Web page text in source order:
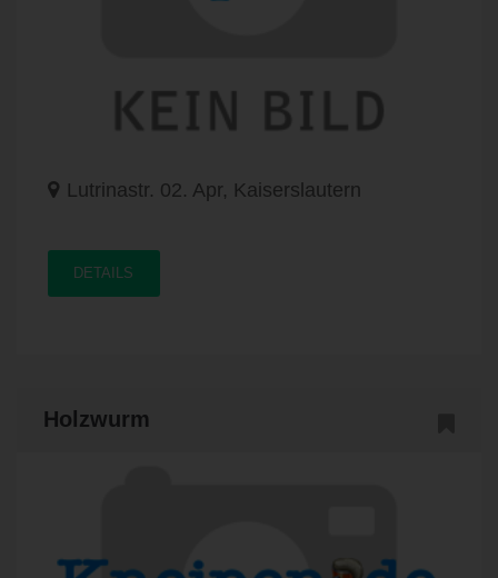
Lutrinastr. 02. Apr, Kaiserslautern
DETAILS
Holzwurm